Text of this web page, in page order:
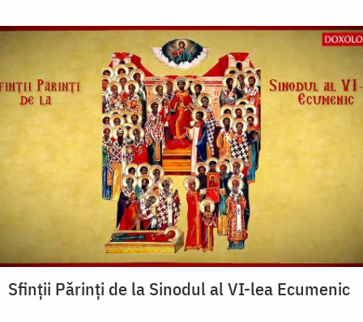
Sfinţii Părinţi de la Sinodul al VI-lea Ecumenic